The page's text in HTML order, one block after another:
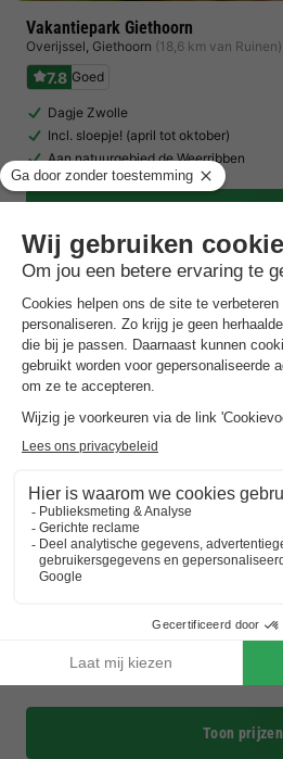
Vakantiepark Giethoorn
Overijssel, Giethoorn (18,6 km van Ruinen)
7.8 Goed
Dagje Zwolle
Incl. sloepje! (april tot oktober)
Aan natuurgebied de Weerribben
Landal Orveltermarke
Drenthe,Witteveen (19,6 km van Ruinen)
18holes Pitch & Putt golfbaan
Zwembad met glijbaan
Toon prijzen